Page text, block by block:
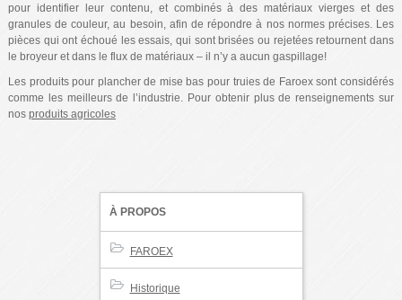
pour identifier leur contenu, et combinés à des matériaux vierges et des
granules de couleur, au besoin, afin de répondre à nos normes précises. Les
pièces qui ont échoué les essais, qui sont brisées ou rejetées retournent dans
le broyeur et dans le flux de matériaux – il n’y a aucun gaspillage!
Les produits pour plancher de mise bas pour truies de Faroex sont considérés
comme les meilleurs de l’industrie. Pour obtenir plus de renseignements sur
nos produits agricoles
À PROPOS
FAROEX
Historique